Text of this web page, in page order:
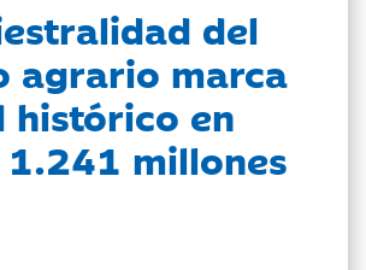
del
agrario marca
histórico en
millones